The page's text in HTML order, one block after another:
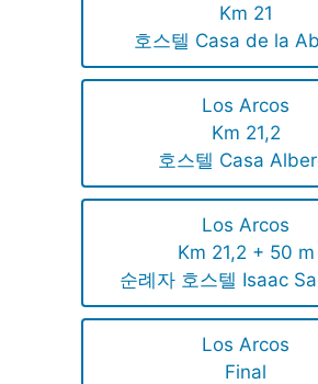
Km 21
호스텔 Casa de la
Los Arcos
Km 21,2
호스텔 Casa
Los Arcos
Km 21,2 + 50 m
순례자 호스텔 Isaac
Los Arcos
Final